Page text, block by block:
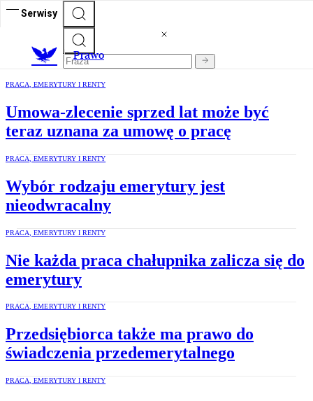
Serwisy
Prawo
PRACA, EMERYTURY I RENTY
Umowa-zlecenie sprzed lat może być
teraz uznana za umowę o pracę
PRACA, EMERYTURY I RENTY
Wybór rodzaju emerytury jest
nieodwracalny
PRACA, EMERYTURY I RENTY
Nie każda praca chałupnika zalicza się do
emerytury
PRACA, EMERYTURY I RENTY
Przedsiębiorca także ma prawo do
świadczenia przedemerytalnego
PRACA, EMERYTURY I RENTY